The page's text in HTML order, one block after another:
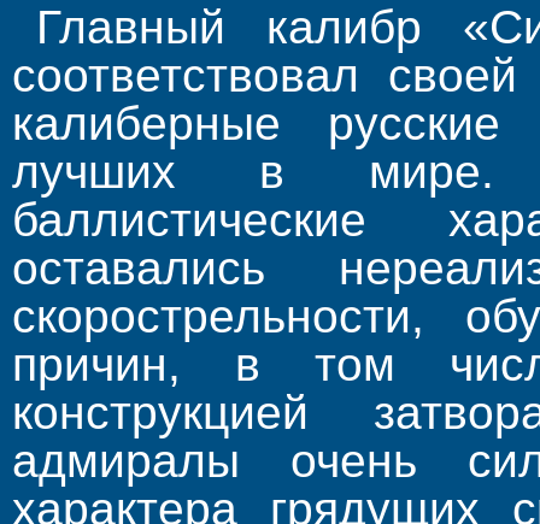
Главный калибр
соответствовал
калиберные
лучших в мире.
баллистические
оставались
скорострельности,
причин, в том
конструкцией
адмиралы очень
характера грядущих